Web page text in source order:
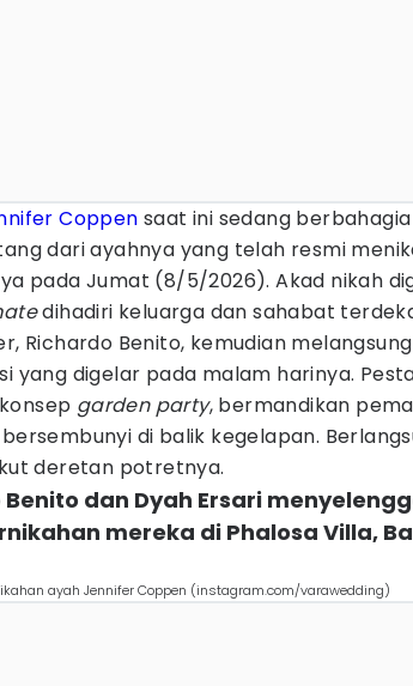
Coppen saat ini sedang
dari ayahnya yang telah resmi
pada Jumat (8/5/2026). Akad nikah
dihadiri keluarga dan sahabat
Richardo Benito, kemudian
yang digelar pada malam harinya.
garden party, bermandikan
di balik kegelapan.
deretan potretnya.
Benito dan Dyah Ersari
mereka di Phalosa Villa,
ayah Jennifer Coppen (instagram.com/varawedding)